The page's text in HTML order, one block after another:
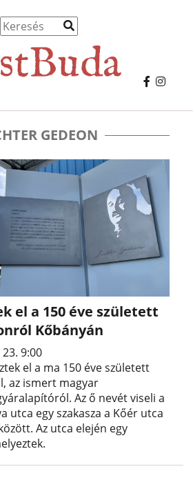
GEDEON
el a 150 éve született
Kőbányán
9:00
el a ma 150 éve született
az ismert magyar
Az ő nevét viseli a
utca egy szakasza a Kőér utca
Az utca elején egy